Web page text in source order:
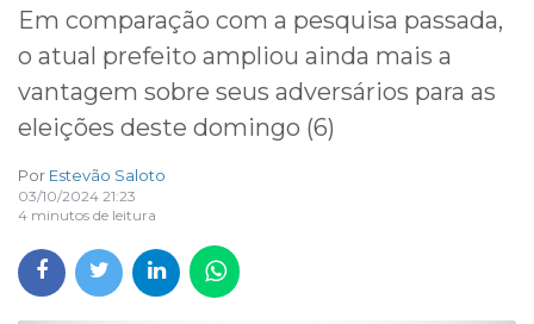
Em comparação com a pesquisa passada,
o atual prefeito ampliou ainda mais a
vantagem sobre seus adversários para as
eleições deste domingo (6)
Por Estevão Saloto
03/10/2024 21:23
4 minutos de leitura